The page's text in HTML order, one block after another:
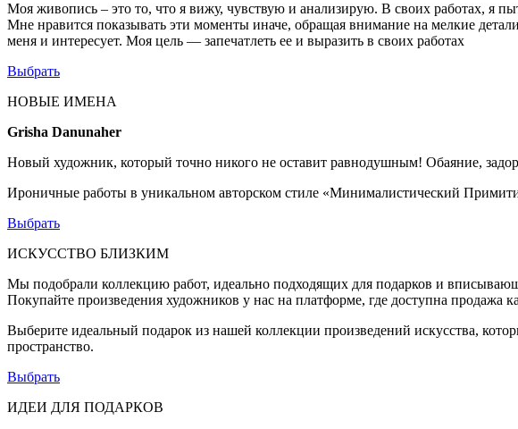
Моя живопись – это то, что я вижу, чувствую и анализирую. В своих работах, я
Мне нравится показывать эти моменты иначе, обращая внимание на мелкие
меня и интересует. Моя цель — запечатлеть ее и выразить в своих работах
Выбрать
НОВЫЕ ИМЕНА
Grisha Danunaher
Новый художник, который точно никого не оставит равнодушным! Обаяние,
Ироничные работы в уникальном авторском стиле «Минималистический
Выбрать
ИСКУССТВО БЛИЗКИМ
Мы подобрали коллекцию работ, идеально подходящих для подарков и
Покупайте произведения художников у нас на платформе, где доступна продажа
Выберите идеальный подарок из нашей коллекции произведений искусства,
пространство.
Выбрать
ИДЕИ ДЛЯ ПОДАРКОВ